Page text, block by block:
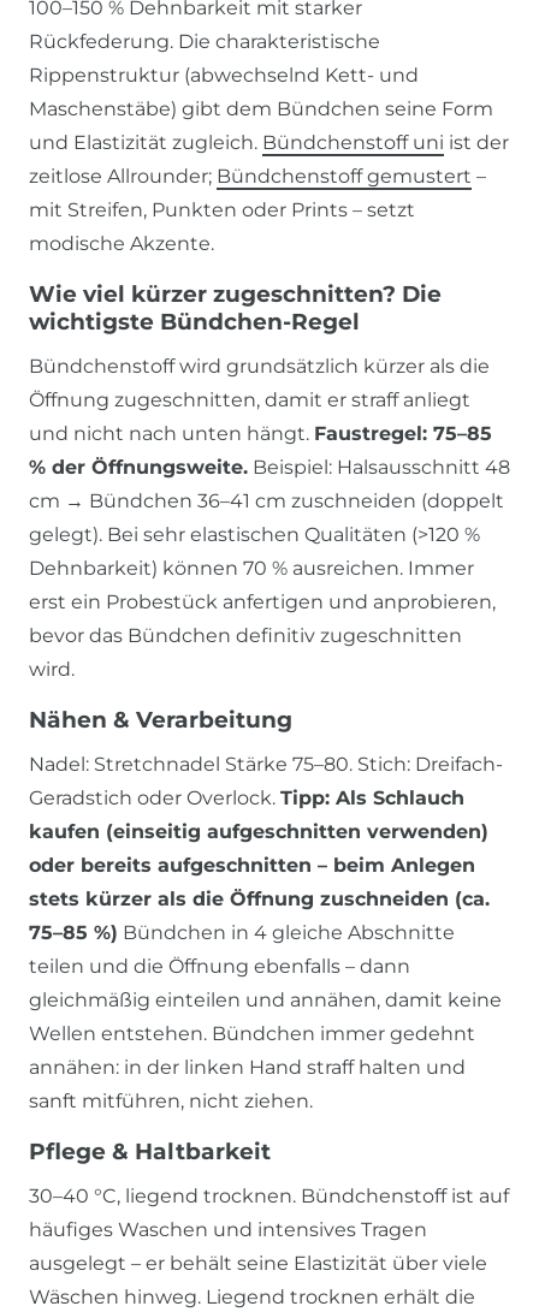
100–150 % Dehnbarkeit mit starker
Rückfederung. Die charakteristische
Rippenstruktur (abwechselnd Kett- und
Maschenstäbe) gibt dem Bündchen seine Form
und Elastizität zugleich. Bündchenstoff uni ist der
zeitlose Allrounder; Bündchenstoff gemustert –
mit Streifen, Punkten oder Prints – setzt
modische Akzente.
Wie viel kürzer zugeschnitten? Die
wichtigste Bündchen-Regel
Bündchenstoff wird grundsätzlich kürzer als die
Öffnung zugeschnitten, damit er straff anliegt
und nicht nach unten hängt. Faustregel: 75–85
% der Öffnungsweite. Beispiel: Halsausschnitt 48
cm → Bündchen 36–41 cm zuschneiden (doppelt
gelegt). Bei sehr elastischen Qualitäten (>120 %
Dehnbarkeit) können 70 % ausreichen. Immer
erst ein Probestück anfertigen und anprobieren,
bevor das Bündchen definitiv zugeschnitten
wird.
Nähen & Verarbeitung
Nadel: Stretchnadel Stärke 75–80. Stich: Dreifach-
Geradstich oder Overlock. Tipp: Als Schlauch
kaufen (einseitig aufgeschnitten verwenden)
oder bereits aufgeschnitten – beim Anlegen
stets kürzer als die Öffnung zuschneiden (ca.
75–85 %) Bündchen in 4 gleiche Abschnitte
teilen und die Öffnung ebenfalls – dann
gleichmäßig einteilen und annähen, damit keine
Wellen entstehen. Bündchen immer gedehnt
annähen: in der linken Hand straff halten und
sanft mitführen, nicht ziehen.
Pflege & Haltbarkeit
30–40 °C, liegend trocknen. Bündchenstoff ist auf
häufiges Waschen und intensives Tragen
ausgelegt – er behält seine Elastizität über viele
Wäschen hinweg. Liegend trocknen erhält die